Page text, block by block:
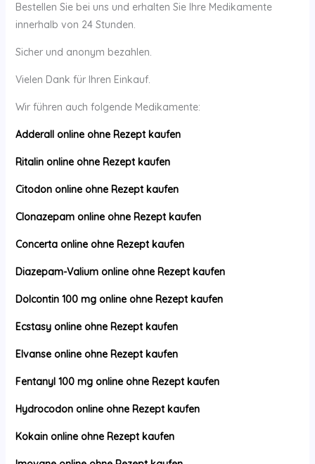
Bestellen Sie bei uns und erhalten Sie Ihre Medikamente
innerhalb von 24 Stunden.
Sicher und anonym bezahlen.
Vielen Dank für Ihren Einkauf.
Wir führen auch folgende Medikamente:
Adderall online ohne Rezept kaufen
Ritalin online ohne Rezept kaufen
Citodon online ohne Rezept kaufen
Clonazepam online ohne Rezept kaufen
Concerta online ohne Rezept kaufen
Diazepam-Valium online ohne Rezept kaufen
Dolcontin 100 mg online ohne Rezept kaufen
Ecstasy online ohne Rezept kaufen
Elvanse online ohne Rezept kaufen
Fentanyl 100 mg online ohne Rezept kaufen
Hydrocodon online ohne Rezept kaufen
Kokain online ohne Rezept kaufen